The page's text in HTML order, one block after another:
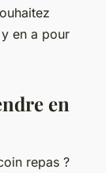
en a pour
en
repas ?